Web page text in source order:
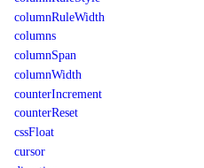
columnRuleWidth
columns
columnSpan
columnWidth
counterIncrement
counterReset
cssFloat
cursor